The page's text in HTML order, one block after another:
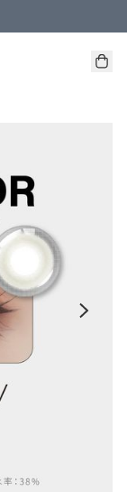
件或以上8 折
6件或以上85 折；買8件
減HKD 32.00；買6
8件或以上85 折；買12
方式 )